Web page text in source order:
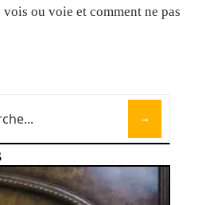
ou voie et comment ne pas